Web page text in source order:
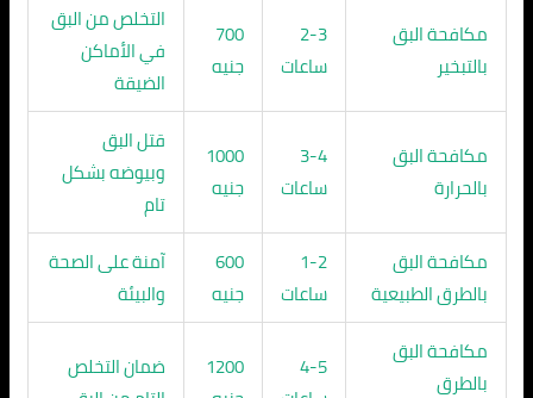
مكافحة البق
بالتبخير
2-3
ساعات
700
جنيه
التخلص من البق
في الأماكن
الضيقة
مكافحة البق
بالحرارة
3-4
ساعات
1000
جنيه
قتل البق
وبيوضه بشكل
تام
مكافحة البق
بالطرق الطبيعية
1-2
ساعات
600
جنيه
آمنة على الصحة
والبيئة
مكافحة البق
بالطرق
4-5
1200
ضمان التخلص